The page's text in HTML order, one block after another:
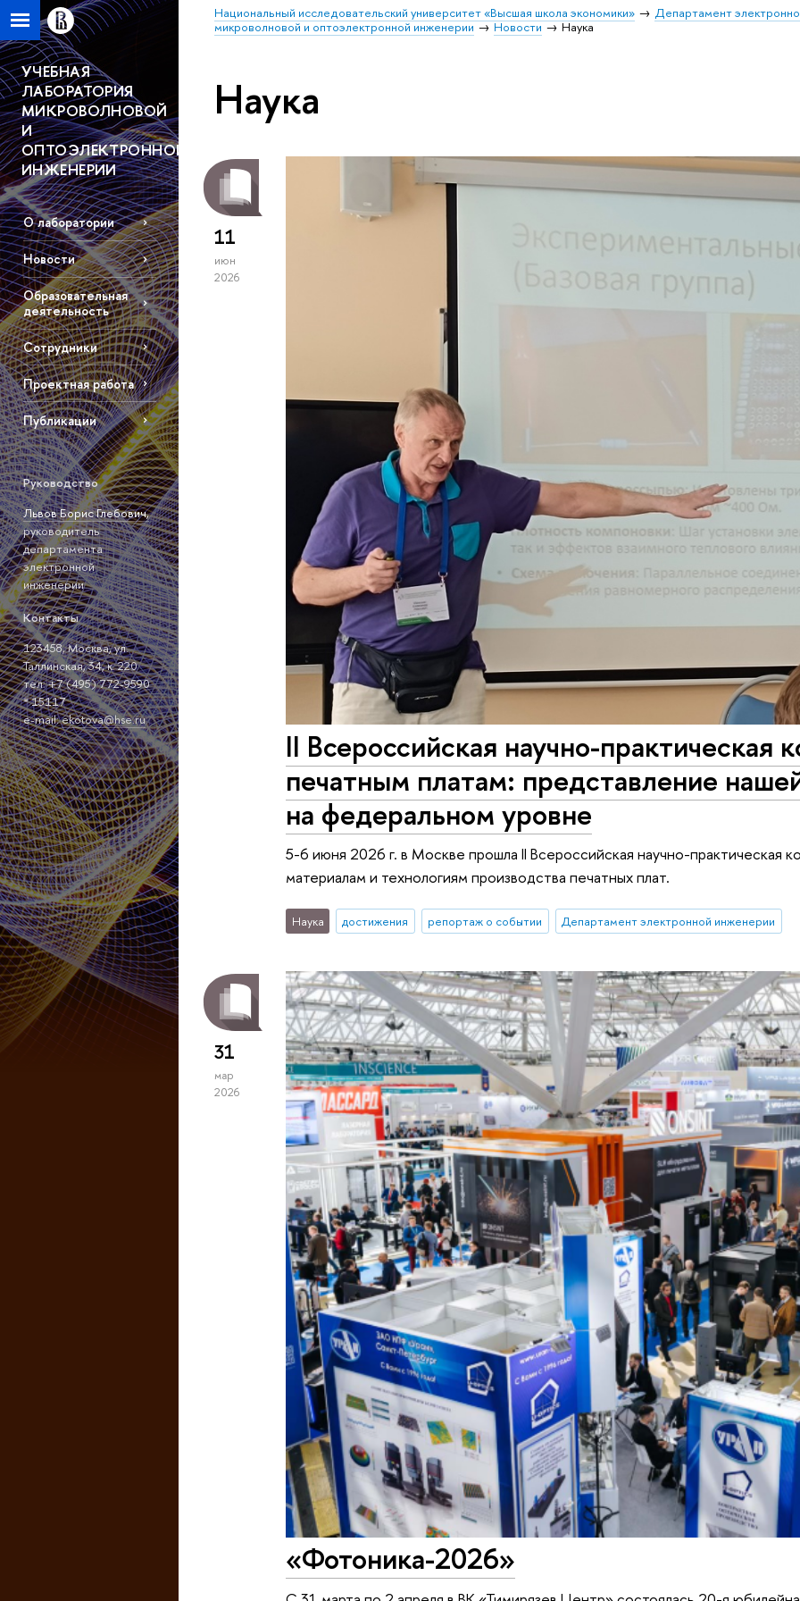
Национальный исследовательский университет «Высшая школа экономики»
Департамент
микроволновой и оптоэлектронной инженерии
Новости Наука
УЧЕБНАЯ
ЛАБОРАТОРИЯ
МИКРОВОЛНОВОЙ
И
ОПТОЭЛЕКТРОННОЙ
ИНЖЕНЕРИИ
О лаборатории
Новости
Образовательная
деятельность
Сотрудники
Проектная работа
Публикации
Руководство
Львов Борис Глебович,
руководитель
департамента
электронной
инженерии
Контакты
123458, Москва, ул.
Таллинская, 34, к. 220
тел: +7 (495) 772-9590
* 15117
е-mail:ekotova@hse.ru
Наука
11
июн
2026
II Всероссийская научно-практическая
печатным платам: представление
на федеральном уровне
5-6 июня 2026 г. в Москве прошла II Bсероссийская научно-практическая
материалам и технологиям производства печатных плат.
Наука достижения репортаж о событии Департамент электронной инженерии
31
мар
2026
«Фотоника-2026»